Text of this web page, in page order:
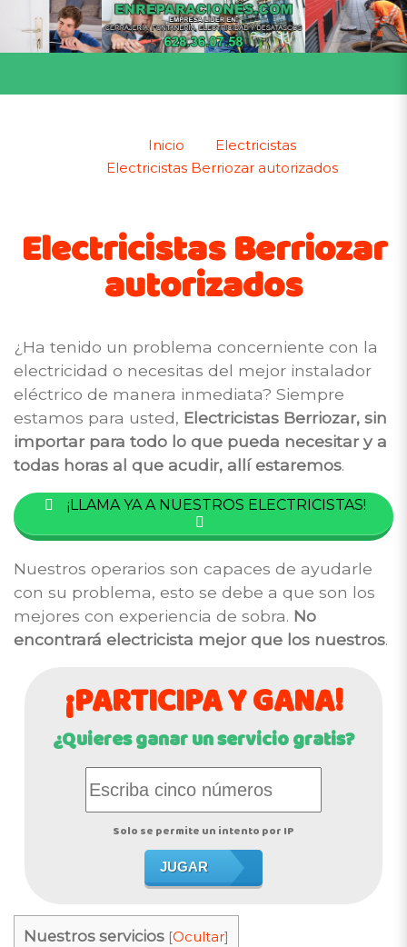
Inicio
Electricistas
Electricistas Berriozar autorizados
Electricistas Berriozar
autorizados
¿Ha tenido un problema concerniente con la
electricidad o necesitas del mejor instalador
eléctrico de manera inmediata? Siempre
estamos para usted, Electricistas Berriozar, sin
importar para todo lo que pueda necesitar y a
todas horas al que acudir, allí estaremos.
¡LLAMA YA A NUESTROS ELECTRICISTAS!
Nuestros operarios son capaces de ayudarle
con su problema, esto se debe a que son los
mejores con experiencia de sobra. No
encontrará electricista mejor que los nuestros.
¡PARTICIPA Y GANA!
¿Quieres ganar un servicio gratis?
Solo se permite un intento por IP
JUGAR
Nuestros servicios [Ocultar]